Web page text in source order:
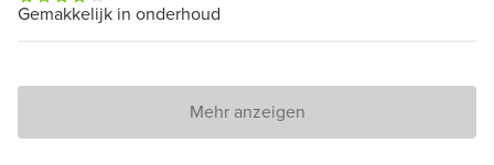
Gemakkelijk in onderhoud
Mehr anzeigen